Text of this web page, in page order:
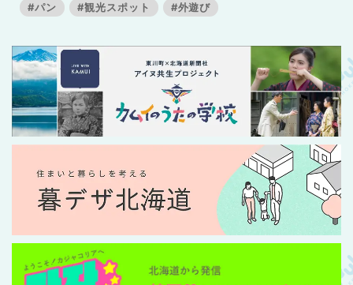
#パン
#観光スポット #外遊び